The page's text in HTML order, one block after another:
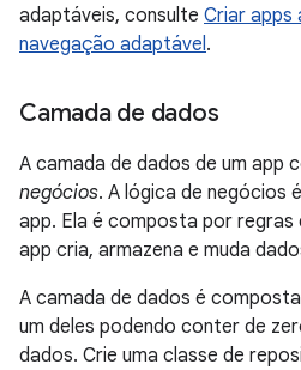
adaptáveis, consulte Criar apps
navegação adaptável .
Camada de dados
A camada de dados de um app
negócios. A lógica de negócios
app. Ela é composta por
app cria, armazena e muda
A camada de dados é
um deles podendo conter de
dados. Crie uma classe de